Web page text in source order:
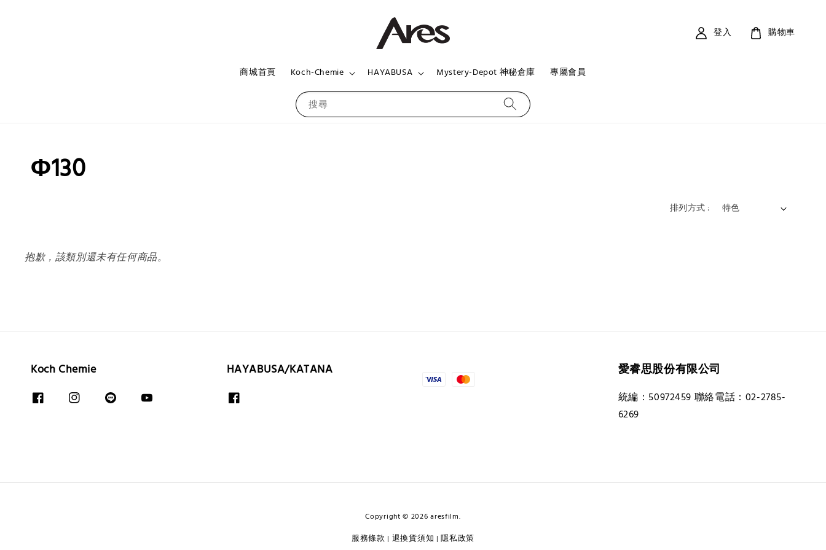
搜尋
商城首頁 Koch-Chemie HAYABUSA Mystery-Depot 神秘倉庫 專屬會員
登入 購物車
Φ130
排列方式 :
抱歉，該類別還未有任何商品。
Koch Chemie HAYABUSA/KATANA 愛睿思股份有限公司
統編：50972459 聯絡電話：02-2785-
6269
Copyright © 2026 aresfilm.
服務條款 | 退換貨須知 |隱私政策